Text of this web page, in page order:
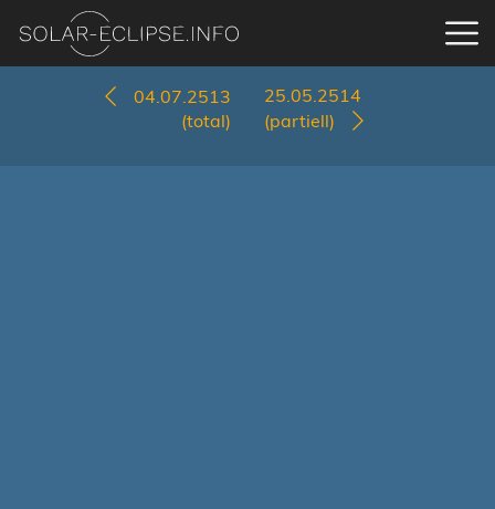
04.07.2513
(total)
25.05.2514
(partiell)